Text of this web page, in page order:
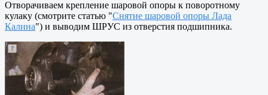
Отворачиваем крепление шаровой опоры к поворотному
кулаку (смотрите статью "Снятие шаровой опоры Лада
Калина") и выводим ШРУС из отверстия подшипника.